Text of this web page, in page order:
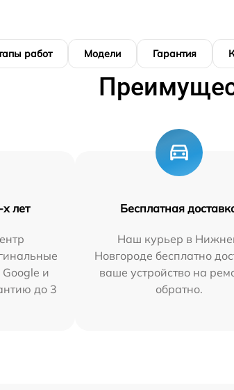
работ Модели Гарантия
лет
и
до 3
Бесплатная
Наш курьер в
Новгороде бесплатно
ваше устройство на
обратно.